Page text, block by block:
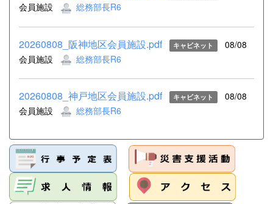
会員施設
総務部長R6
20260808_阪神地区会員施設.pdf キャビネット
08/08
会員施設
総務部長R6
20260808_神戸地区会員施設.pdf キャビネット
08/08
会員施設
総務部長R6